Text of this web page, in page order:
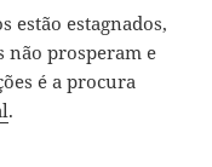
estão estagnados,
não prosperam e
é a procura
.